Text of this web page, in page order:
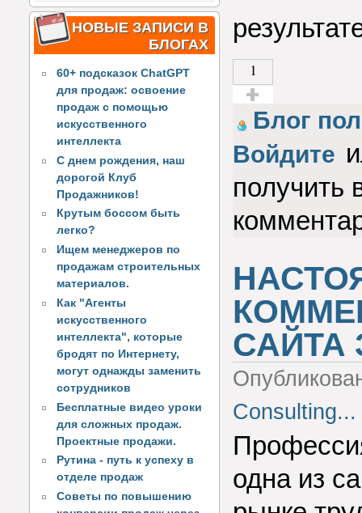
НОВЫЕ ЗАПИСИ В
БЛОГАХ
60+ подсказок ChatGPT
для продаж: освоение
продаж с помощью
искусственного
интеллекта
С днем рождения, наш
дорогой Клуб
Продажников!
Крутым боссом быть
легко?
Ищем менеджеров по
продажам строительных
материалов.
Как "Агенты
искусственного
интеллекта", которые
бродят по Интернету,
могут однажды заменить
сотрудников
Бесплатные видео уроки
для сложных продаж.
Проектные продажи.
Рутина - путь к успеху в
отделе продаж
Советы по повышению
1
Голос за!
Блог
Войдите
получить
САЙТА
Consulting...
одна из